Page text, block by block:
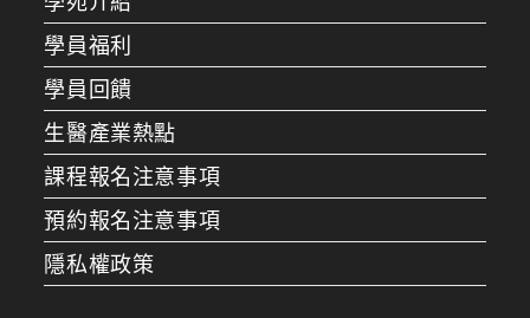
學員福利
學員回饋
生醫產業熱點
課程報名注意事項
預約報名注意事項
隱私權政策